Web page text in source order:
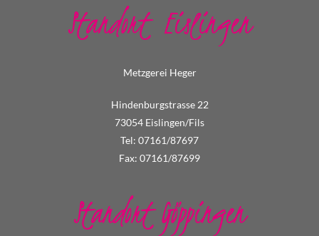
Standort Eislingen
Metzgerei Heger
Hindenburgstrasse 22
73054 Eislingen/Fils
Tel: 07161/87697
Fax: 07161/87699
Standort Göppingen